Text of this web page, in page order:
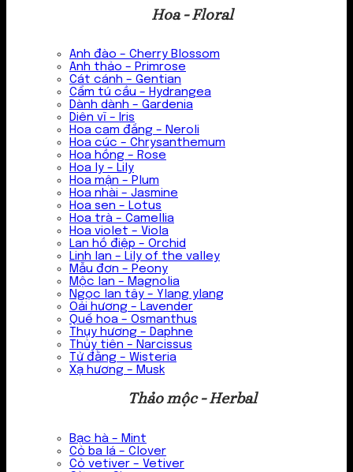
Hoa - Floral
Anh đào – Cherry Blossom
Anh thảo – Primrose
Cát cánh – Gentian
Cẩm tú cầu – Hydrangea
Dành dành – Gardenia
Diên vĩ – Iris
Hoa cam đắng – Neroli
Hoa cúc – Chrysanthemum
Hoa hồng – Rose
Hoa ly – Lily
Hoa mận – Plum
Hoa nhài – Jasmine
Hoa sen – Lotus
Hoa trà – Camellia
Hoa violet – Viola
Lan hồ điệp – Orchid
Linh lan – Lily of the valley
Mẫu đơn – Peony
Mộc lan – Magnolia
Ngọc lan tây – Ylang ylang
Oải hương – Lavender
Quế hoa – Osmanthus
Thụy hương – Daphne
Thủy tiên – Narcissus
Tử đằng – Wisteria
Xạ hương – Musk
Thảo mộc - Herbal
Bạc hà – Mint
Cỏ ba lá – Clover
Cỏ vetiver – Vetiver